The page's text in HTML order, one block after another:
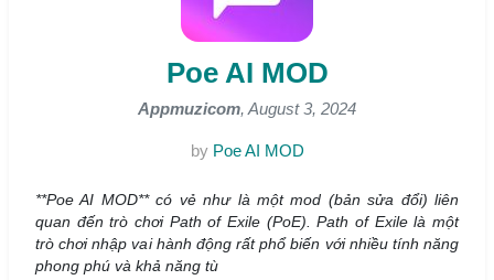
Poe AI MOD
Appmuzicom, August 3, 2024
by Poe AI MOD
**Poe AI MOD** có vẻ như là một mod (bản sửa đổi) liên
quan đến trò chơi Path of Exile (PoE). Path of Exile là một
trò chơi nhập vai hành động rất phổ biến với nhiều tính năng
phong phú và khả năng tù